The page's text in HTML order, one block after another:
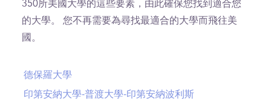
350所美國大學的這些要素，由此確保您找到適合您
的大學。 您不再需要為尋找最適合的大學而飛往美
國。
德保羅大學
印第安納大學-普渡大學-印第安納波利斯